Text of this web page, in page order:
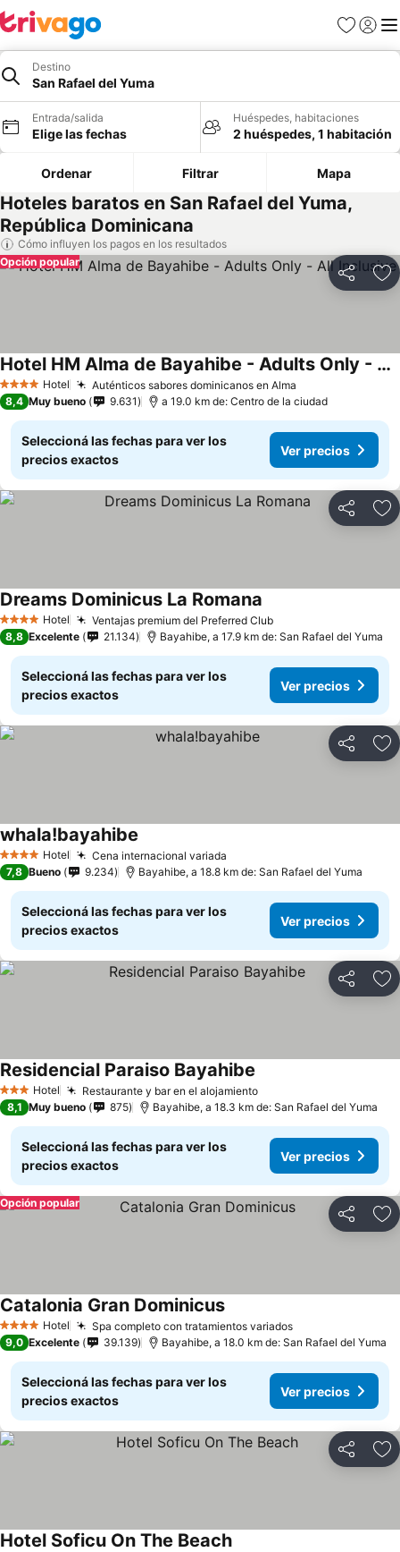
Favoritos
Iniciar
Destino
San Rafael del Yuma
Entrada/salida
Elige las fechas
Huéspedes, habitaciones
2 huéspedes, 1 habitación
Ordenar Filtrar Mapa
Hoteles baratos en San Rafael del Yuma,
República Dominicana
Cómo influyen los pagos en los resultados
Compartir
Opción popular
4 EstrellasHotel Auténticos sabores dominicanos en Alma
Hotel HM Alma de Bayahibe - Adults Only - All Inclusive
8,4 Muy bueno 9.631 a 19.0 km de: Centro de la ciudad
Seleccioná las fechas para ver los
precios exactos
Ver precios
Compartir
4 EstrellasHotel Ventajas premium del Preferred Club
Dreams Dominicus La Romana
8,8 Excelente 21.134 Bayahibe, a 17.9 km de: San Rafael del Yuma
Seleccioná las fechas para ver los
precios exactos
Ver precios
Compartir
4 EstrellasHotel Cena internacional variada
whala!bayahibe
7,8 Bueno 9.234 Bayahibe, a 18.8 km de: San Rafael del Yuma
Seleccioná las fechas para ver los
precios exactos
Ver precios
Compartir
3 Estrellas
Hotel Restaurante y bar en el alojamiento
Residencial Paraiso Bayahibe
8,1 Muy bueno 875 Bayahibe, a 18.3 km de: San Rafael del Yuma
Seleccioná las fechas para ver los
precios exactos
Ver precios
Compartir
Opción popular
4 EstrellasHotel Spa completo con tratamientos variados
Catalonia Gran Dominicus
9,0 Excelente 39.139 Bayahibe, a 18.0 km de: San Rafael del Yuma
Seleccioná las fechas para ver los
precios exactos
Ver precios
Compartir
Hotel Soficu On The Beach